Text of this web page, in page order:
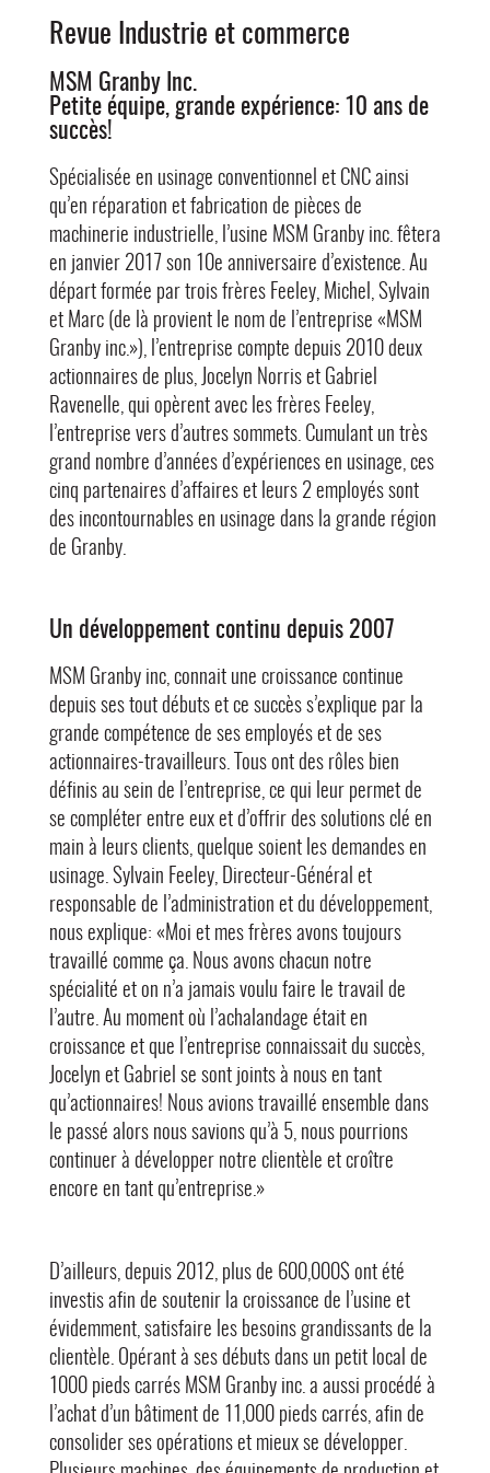
Revue Industrie et commerce
MSM Granby Inc.
Petite équipe, grande expérience: 10 ans de
succès!
Spécialisée en usinage conventionnel et CNC ainsi
qu’en réparation et fabrication de pièces de
machinerie industrielle, l’usine MSM Granby inc. fêtera
en janvier 2017 son 10e anniversaire d’existence. Au
départ formée par trois frères Feeley, Michel, Sylvain
et Marc (de là provient le nom de l’entreprise «MSM
Granby inc.»), l’entreprise compte depuis 2010 deux
actionnaires de plus, Jocelyn Norris et Gabriel
Ravenelle, qui opèrent avec les frères Feeley,
l’entreprise vers d’autres sommets. Cumulant un très
grand nombre d’années d’expériences en usinage, ces
cinq partenaires d’affaires et leurs 2 employés sont
des incontournables en usinage dans la grande région
de Granby.
Un développement continu depuis 2007
MSM Granby inc, connait une croissance continue
depuis ses tout débuts et ce succès s’explique par la
grande compétence de ses employés et de ses
actionnaires-travailleurs. Tous ont des rôles bien
définis au sein de l’entreprise, ce qui leur permet de
se compléter entre eux et d’offrir des solutions clé en
main à leurs clients, quelque soient les demandes en
usinage. Sylvain Feeley, Directeur-Général et
responsable de l’administration et du développement,
nous explique: «Moi et mes frères avons toujours
travaillé comme ça. Nous avons chacun notre
spécialité et on n’a jamais voulu faire le travail de
l’autre. Au moment où l’achalandage était en
croissance et que l’entreprise connaissait du succès,
Jocelyn et Gabriel se sont joints à nous en tant
qu’actionnaires! Nous avions travaillé ensemble dans
le passé alors nous savions qu’à 5, nous pourrions
continuer à développer notre clientèle et croître
encore en tant qu’entreprise.»
D’ailleurs, depuis 2012, plus de 600,000$ ont été
investis afin de soutenir la croissance de l’usine et
évidemment, satisfaire les besoins grandissants de la
clientèle. Opérant à ses débuts dans un petit local de
1000 pieds carrés MSM Granby inc. a aussi procédé à
l’achat d’un bâtiment de 11,000 pieds carrés, afin de
consolider ses opérations et mieux se développer.